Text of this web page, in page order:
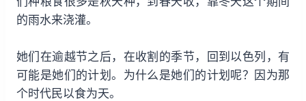
的雨水来浇灌。
她们在逾越节之后，在收割的季节，回到以色列，有
可能是她们的计划。为什么是她们的计划呢？因为那
个时代民以食为天。